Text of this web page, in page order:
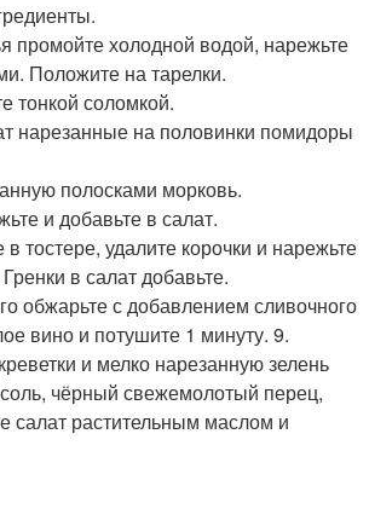
промойте холодной водой, нарежьте
Положите на тарелки.
тонкой соломкой.
нарезанные на половинки помидоры
полосками морковь.
и добавьте в салат.
тостере, удалите корочки и нарежьте
в салат добавьте.
обжарьте с добавлением сливочного
вино и потушите 1 минуту. 9.
и мелко нарезанную зелень
чёрный свежемолотый перец,
салат растительным маслом и